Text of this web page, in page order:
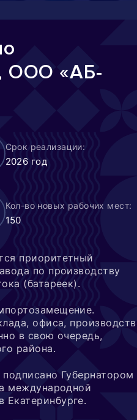
ООО «АБ-
Срок реализации:
2026 год
Кол-во новых рабочих мест:
150
приоритетный
по производству
(батареек).
офиса,
в свою очередь,
района.
Губернатором
международной